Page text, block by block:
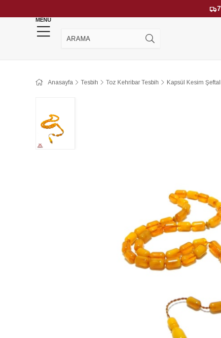
MENU
Anasayfa Tesbih Toz Kehribar Tesbih Kapsül Kesim